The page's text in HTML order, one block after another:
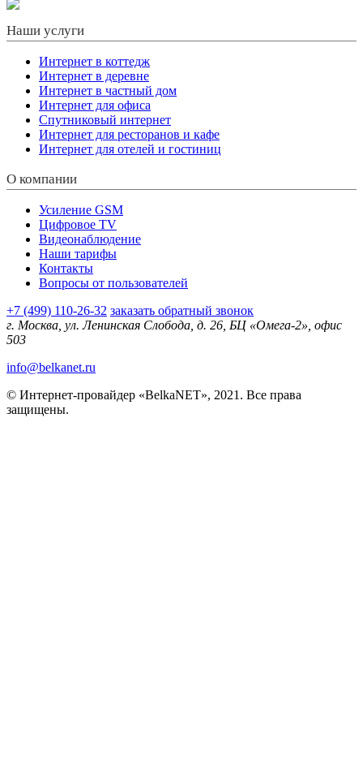
Наши услуги
Интернет в коттедж
Интернет в деревне
Интернет в частный дом
Интернет для офиса
Спутниковый интернет
Интернет для ресторанов и кафе
Интернет для отелей и гостиниц
О компании
Усиление GSM
Цифровое TV
Видеонаблюдение
Наши тарифы
Контакты
Вопросы от пользователей
+7 (499) 110-26-32 заказать обратный звонок
г. Москва, ул. Ленинская Слобода, д. 26, БЦ «Омега-2», офис
503
info@belkanet.ru
© Интернет-провайдер «BelkaNET», 2021. Все права
защищены.